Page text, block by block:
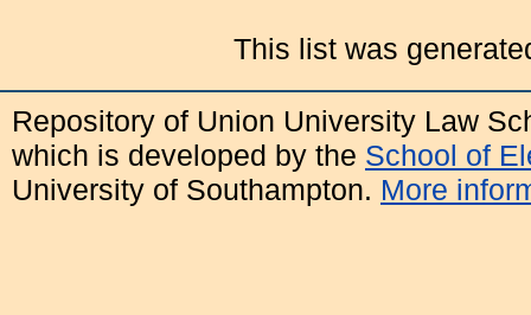
This list was
Repository of Union University Law
which is developed by the School of
University of Southampton. More